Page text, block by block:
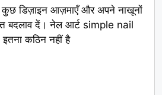
कुछ डिज़ाइन आज़माएँ और अपने नाखूनों
बदलाव दें। नेल आर्ट simple nail
कठिन नहीं है